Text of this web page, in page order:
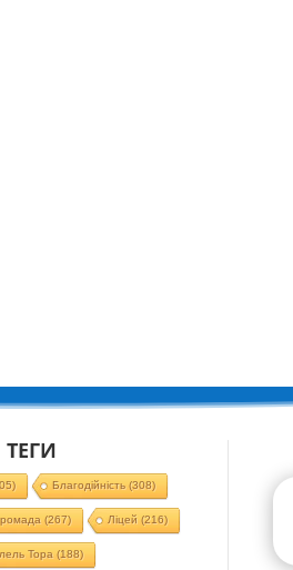
ТЕГИ
Благодійність (308)
(267) Ліцей (216)
Тора (188)